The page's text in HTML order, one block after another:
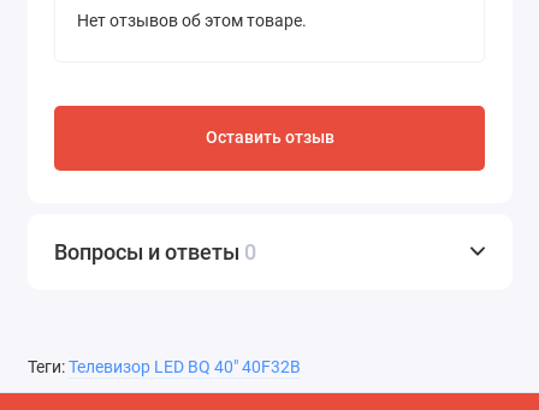
Нет отзывов об этом товаре.
Оставить отзыв
Вопросы и ответы 0
Теги:Телевизор LED BQ 40" 40F32B